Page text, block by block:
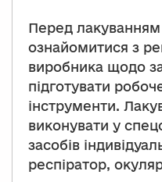
Перед лакуванням
ознайомитися з
виробника щодо
підготувати
інструменти.
виконувати у
засобів
респіратор,